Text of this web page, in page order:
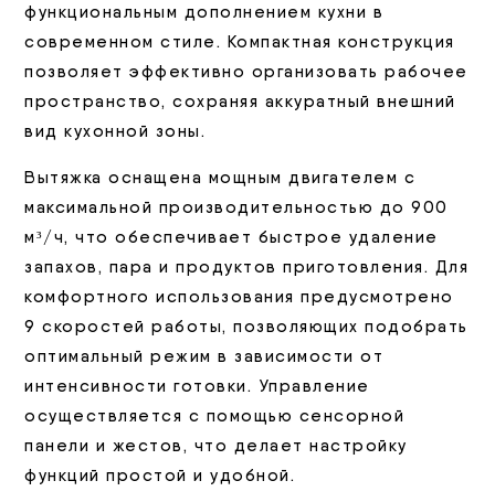
функциональным дополнением кухни в
современном стиле. Компактная конструкция
позволяет эффективно организовать рабочее
пространство, сохраняя аккуратный внешний
вид кухонной зоны.
Вытяжка оснащена мощным двигателем с
максимальной производительностью до 900
м³/ч, что обеспечивает быстрое удаление
запахов, пара и продуктов приготовления. Для
комфортного использования предусмотрено
9 скоростей работы, позволяющих подобрать
оптимальный режим в зависимости от
интенсивности готовки. Управление
осуществляется с помощью сенсорной
панели и жестов, что делает настройку
функций простой и удобной.